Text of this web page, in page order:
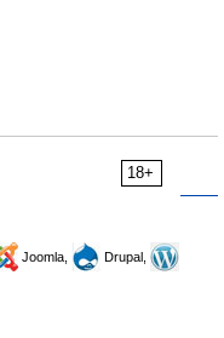
18+
Joomla,
Drupal,